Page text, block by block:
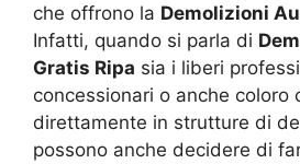
che offrono la Demolizioni
Infatti, quando si parla di
Gratis Ripa sia i liberi
concessionari o anche coloro
direttamente in strutture di
possono anche decidere di